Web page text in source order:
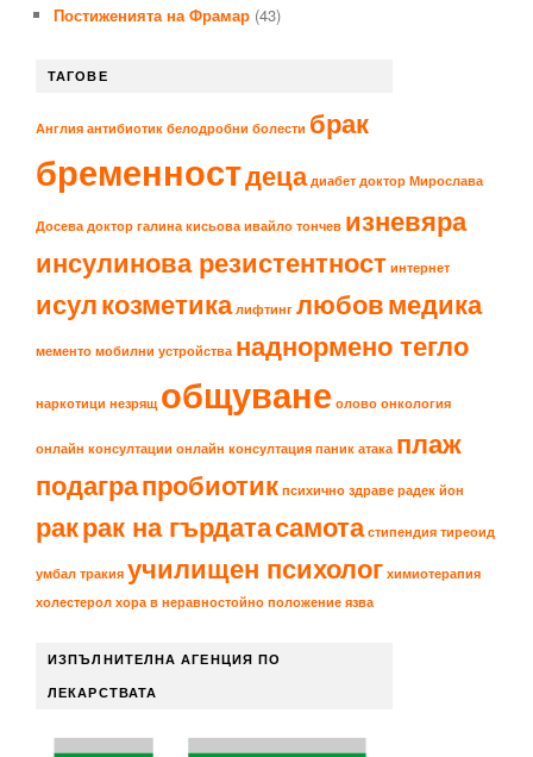
Постиженията на Фрамар (43)
ТАГОВЕ
Англия антибиотик белодробни болести брак
бременностдеца диабет доктор Мирослава
Досева доктор галина кисьова ивайло тончев изневяра
инсулинова резистентност интернет
исулкозметика лифтинг любовмедика
мементо мобилни устройства наднормено тегло
наркотици незрящ общуване олово онкология
онлайн консултации онлайн консултация паник атака плаж
подаграпробиотик психично здраве радек йон
ракрак на гърдатасамота стипендия тиреоид
умбал тракия училищен психолог химиотерапия
холестерол хора в неравностойно положение язва
ИЗПЪЛНИТЕЛНА АГЕНЦИЯ ПО
ЛЕКАРСТВАТА